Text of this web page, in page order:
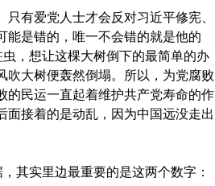
有爱党人士才会反对习近平修宪、
是错的，唯一不会错的就是他的
，想让这棵大树倒下的最简单的办
大树便轰然倒塌。所以，为党腐败
的民运一直起着维护共产党寿命的作
接着的是动乱，因为中国远没走出
其实里边最重要的是这两个数字：